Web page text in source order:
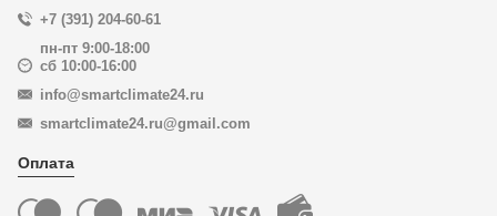
+7 (391) 204-60-61
пн-пт 9:00-18:00
сб 10:00-16:00
info@smartclimate24.ru
smartclimate24.ru@gmail.com
Оплата